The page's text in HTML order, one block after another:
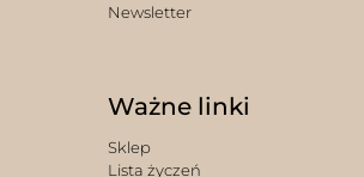
Newsletter
Ważne linki
Sklep
Lista życzeń